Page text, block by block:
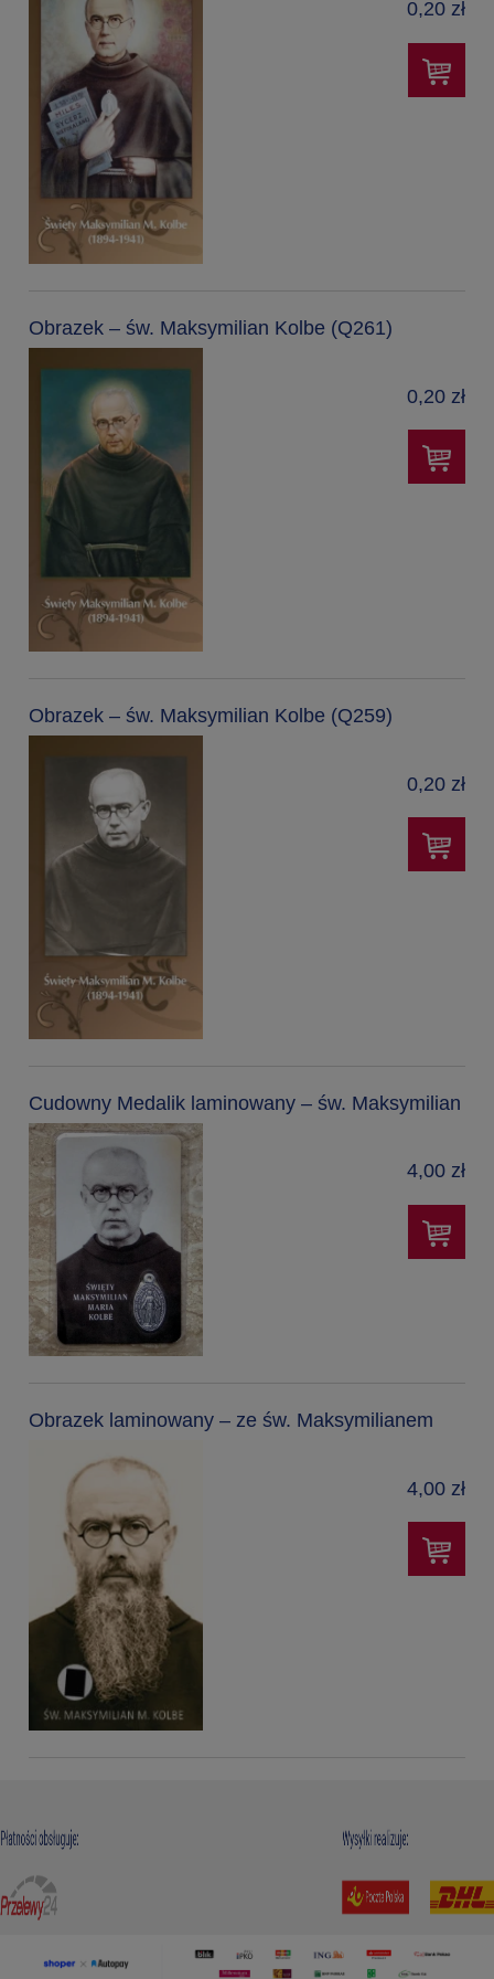
0,20 zł
Obrazek – św. Maksymilian Kolbe (Q261)
0,20 zł
Obrazek – św. Maksymilian Kolbe (Q259)
0,20 zł
Cudowny Medalik laminowany – św. Maksymilian
4,00 zł
Obrazek laminowany – ze św. Maksymilianem
4,00 zł